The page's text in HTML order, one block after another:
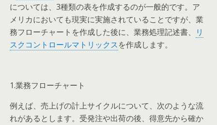
については、3種類の表を作成するのが一般的です。ア
メリカにおいても現実に実施されていることですが、業
務フローチャートを作成した後に、業務処理記述書、
リ
スクコントロールマトリックスを作成します。
1.業務フローチャート
例えば、売上げの計上サイクルについて、次のような流
れがあるとします。受発注や出荷の後、得意先から確か